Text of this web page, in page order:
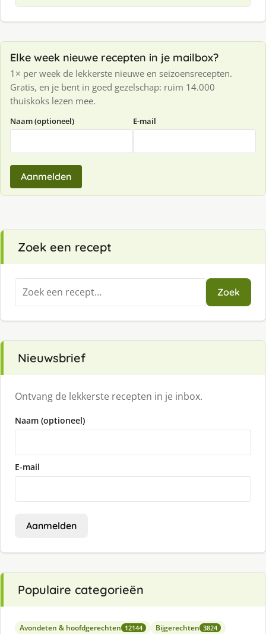
Elke week nieuwe recepten in je mailbox?
1× per week de lekkerste nieuwe en seizoensrecepten.
Gratis, en je bent in goed gezelschap: ruim 14.000
thuiskoks lezen mee.
Naam (optioneel) E-mail
Aanmelden
Zoek een recept
Zoeken
naar:
Zoek
Nieuwsbrief
Ontvang de lekkerste recepten in je inbox.
Naam (optioneel)
E-mail
Aanmelden
Populaire categorieën
Avondeten & hoofdgerechten 12144 Bijgerechten 3824